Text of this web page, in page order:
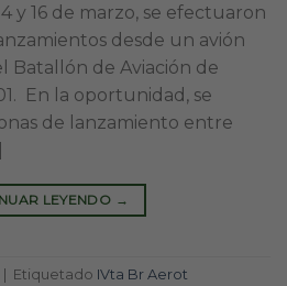
y 16 de marzo, se efectuaron
desde un avión
Batallón de Aviación de
En la oportunidad, se
de lanzamiento entre
LEYENDO →
Etiquetado IVta Br Aerot